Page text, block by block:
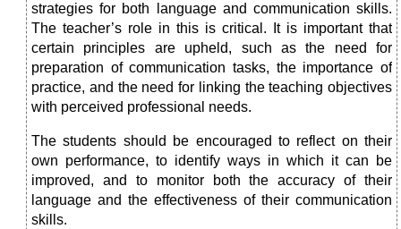
strategies for both language and communication skills.
The teacher’s role in this is critical. It is important that
certain principles are upheld, such as the need for
preparation of communication tasks, the importance of
practice, and the need for linking the teaching objectives
with perceived professional needs.
The students should be encouraged to reflect on their
own performance, to identify ways in which it can be
improved, and to monitor both the accuracy of their
language and the effectiveness of their communication
skills.